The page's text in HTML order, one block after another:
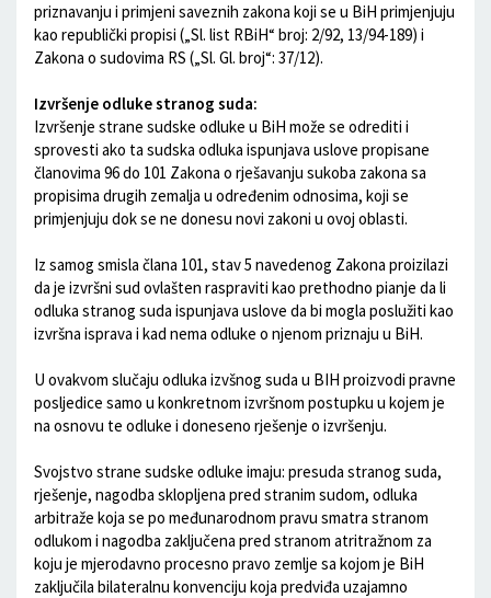
priznavanju i primjeni saveznih zakona koji se u BiH primjenjuju
kao republički propisi („Sl. list RBiH“ broj: 2/92, 13/94-189) i
Zakona o sudovima RS („Sl. Gl. broj“: 37/12).
Izvršenje odluke stranog suda:
Izvršenje strane sudske odluke u BiH može se odrediti i
sprovesti ako ta sudska odluka ispunjava uslove propisane
članovima 96 do 101 Zakona o rješavanju sukoba zakona sa
propisima drugih zemalja u određenim odnosima, koji se
primjenjuju dok se ne donesu novi zakoni u ovoj oblasti.
Iz samog smisla člana 101, stav 5 navedenog Zakona proizilazi
da je izvršni sud ovlašten raspraviti kao prethodno pianje da li
odluka stranog suda ispunjava uslove da bi mogla poslužiti kao
izvršna isprava i kad nema odluke o njenom priznaju u BiH.
U ovakvom slučaju odluka izvšnog suda u BIH proizvodi pravne
posljedice samo u konkretnom izvršnom postupku u kojem je
na osnovu te odluke i doneseno rješenje o izvršenju.
Svojstvo strane sudske odluke imaju: presuda stranog suda,
rješenje, nagodba sklopljena pred stranim sudom, odluka
arbitraže koja se po međunarodnom pravu smatra stranom
odlukom i nagodba zaključena pred stranom atritražnom za
koju je mjerodavno procesno pravo zemlje sa kojom je BiH
zaključila bilateralnu konvenciju koja predviđa uzajamno